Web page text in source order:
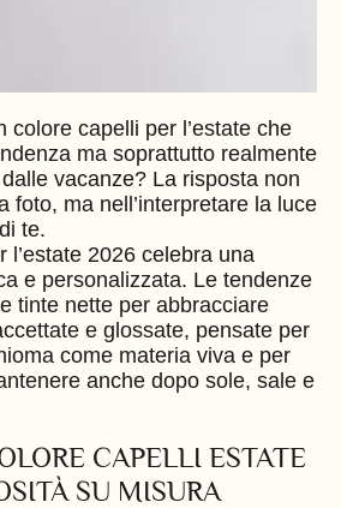
colore capelli per l’estate che
ma soprattutto realmente
vacanze? La risposta non
foto, ma nell’interpretare la luce
te.
l’estate 2026 celebra una
e personalizzata. Le tendenze
tinte nette per abbracciare
e glossate, pensate per
come materia viva e per
anche dopo sole, sale e
CAPELLI ESTATE
SU MISURA